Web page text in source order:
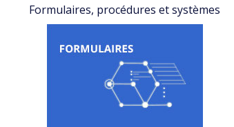
Formulaires, procédures et systèmes